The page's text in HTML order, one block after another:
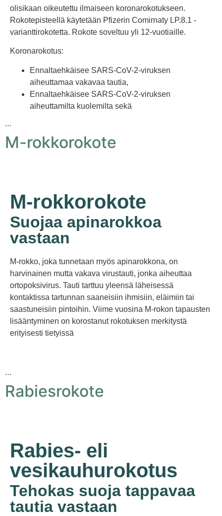
olisikaan oikeutettu ilmaiseen koronarokotukseen.
Rokotepisteellä käytetään Pfizerin Comirnaty LP.8.1 -
varianttirokotetta. Rokote soveltuu yli 12-vuotiaille.
Koronarokotus:
Ennaltaehkäisee SARS-CoV-2-viruksen
aiheuttamaa vakavaa tautia,
Ennaltaehkäisee SARS-CoV-2-viruksen
aiheuttamilta kuolemilta sekä
…
M-rokkorokote
M-rokkorokote
Suojaa apinarokkoa
vastaan
M-rokko, joka tunnetaan myös apinarokkona, on
harvinainen mutta vakava virustauti, jonka aiheuttaa
ortopoksivirus. Tauti tarttuu yleensä läheisessä
kontaktissa tartunnan saaneisiin ihmisiin, eläimiin tai
saastuneisiin pintoihin. Viime vuosina M-rokon tapausten
lisääntyminen on korostanut rokotuksen merkitystä
erityisesti tietyissä
…
Rabiesrokote
Rabies- eli
vesikauhurokotus
Tehokas suoja tappavaa
tautia vastaan